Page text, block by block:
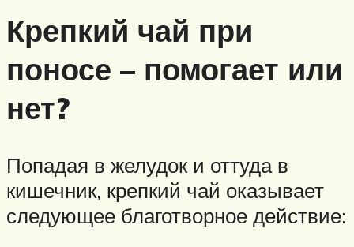
Крепкий чай при
поносе – помогает или
нет?
Попадая в желудок и оттуда в
кишечник, крепкий чай оказывает
следующее благотворное действие: